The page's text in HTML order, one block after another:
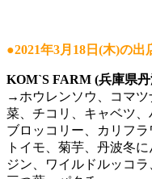
●2021年3月18日(木)の出
KOM`S FARM (兵庫県
→ホウレンソウ、コマ
菜、チコリ、キャベツ、
ブロッコリー、カリフ
トイモ、菊芋、丹波冬
ジン、ワイルドルッコ